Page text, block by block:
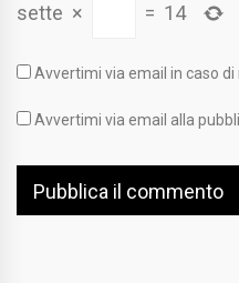
sette × = 14
Avvertimi via email in caso
Avvertimi via email alla